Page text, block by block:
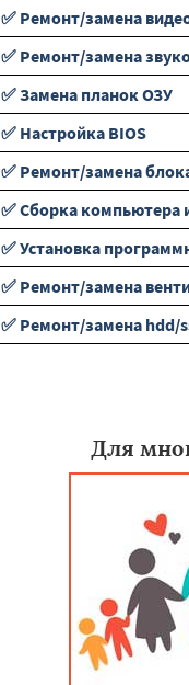
✅ Ремонт/замена
✅ Ремонт/замена
✅ Замена планок ОЗУ
✅ Настройка BIOS
✅ Ремонт/замена
✅ Сборка
✅ Установка
✅ Ремонт/замена
✅ Ремонт/замена hdd/
Для